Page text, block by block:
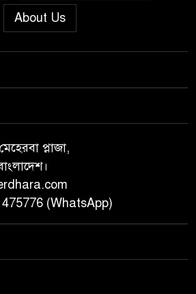
জুলাই গণঅভ্যুত্থান দিবস” উপলক্ষে
শালিখায় ছাত্রদলের নেতৃবৃন্দের সাথে
নয়নুজ্জামান মুন্সীর মতবিনিময়
জুলাই গণঅভ্যুত্থান দিবস উপলক্ষে
পিরোজপুরে নানা কর্মসূচি পালিত
About Us
প্লাজা,
(WhatsApp)